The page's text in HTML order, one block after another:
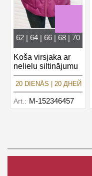
62 | 64 | 66 | 68 | 70
Koša virsjaka ar
nelielu siltinājumu
20 DIENĀS | 20 ДНЕЙ
Art.: M-152346457